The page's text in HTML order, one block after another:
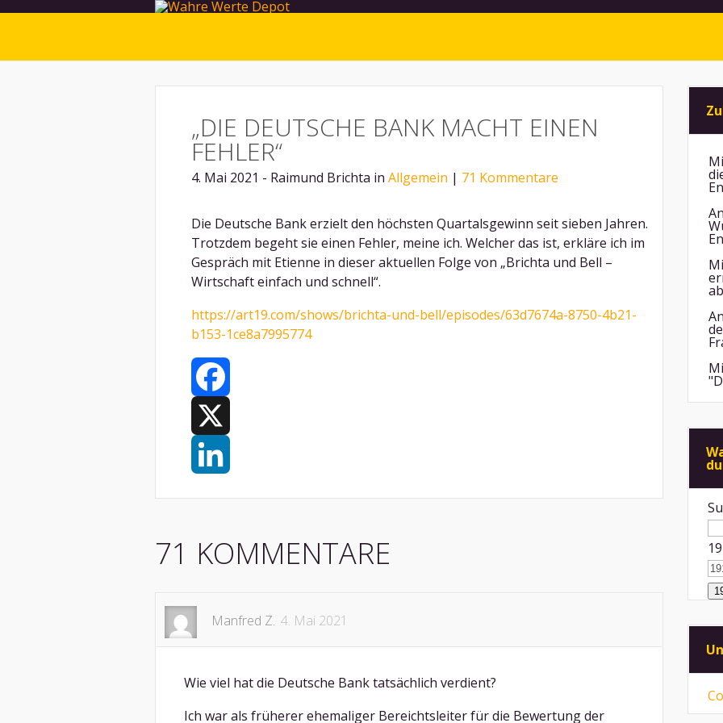
„DIE DEUTSCHE BANK MACHT EINEN
FEHLER“
4. Mai 2021 - Raimund Brichta in Allgemein | 71 Kommentare
Die Deutsche Bank erzielt den höchsten Quartalsgewinn seit sieben Jahren.
Trotzdem begeht sie einen Fehler, meine ich. Welcher das ist, erkläre ich im
Gespräch mit Etienne in dieser aktuellen Folge von „Brichta und Bell –
Wirtschaft einfach und schnell“.
https://art19.com/shows/brichta-und-bell/episodes/63d7674a-8750-4b21-
b153-1ce8a7995774
Facebook
71 KOMMENTARE
Manfred Z. 4. Mai 2021
Wie viel hat die Deutsche Bank tatsächlich verdient?
Ich war als früherer ehemaliger Bereichtsleiter für die Bewertung der